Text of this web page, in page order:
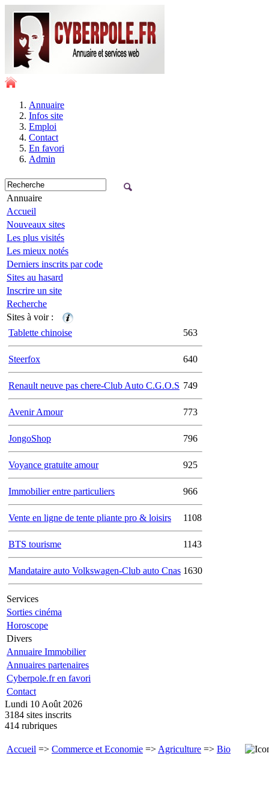
Annuaire
Infos site
Emploi
Contact
En favori
Admin
Annuaire
Accueil
Nouveaux sites
Les plus visités
Les mieux notés
Derniers inscrits par code
Sites au hasard
Inscrire un site
Recherche
Sites à voir :
Tablette chinoise
563
Steerfox 640
Renault neuve pas chere-Club Auto C.G.O.S 749
Avenir Amour 773
JongoShop 796
Voyance gratuite amour 925
Immobilier entre particuliers 966
Vente en ligne de tente pliante pro & loisirs 1108
BTS tourisme 1143
Mandataire auto Volkswagen-Club auto Cnas 1630
Services
Sorties cinéma
Horoscope
Divers
Annuaire Immobilier
Annuaires partenaires
Cyberpole.fr en favori
Contact
Lundi 10 Août 2026
3184 sites inscrits
414 rubriques
Accueil => Commerce et Economie => Agriculture => Bio